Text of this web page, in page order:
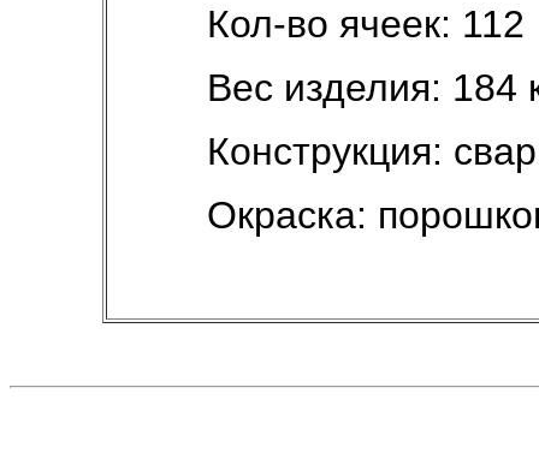
Кол-во ячеек: 112
Вес изделия: 184
Конструкция:
Окраска: